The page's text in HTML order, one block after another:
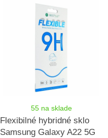
55 na sklade
Flexibilné hybridné sklo
Samsung Galaxy A22 5G